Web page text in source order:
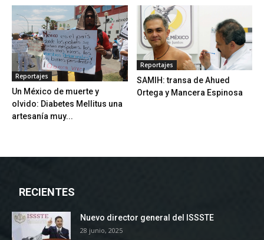
Reportajes
Un México de muerte y
olvido: Diabetes Mellitus una
artesanía muy...
Reportajes
SAMIH: transa de Ahued
Ortega y Mancera Espinosa
RECIENTES
Nuevo director general del ISSSTE
28 junio, 2025